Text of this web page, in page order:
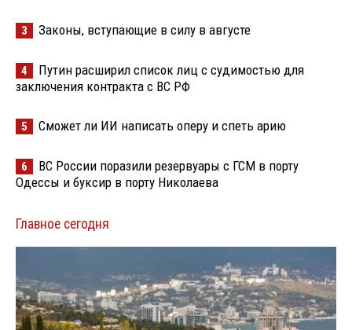
3 Законы, вступающие в силу в августе
4
Путин расширил список лиц с судимостью для
заключения контракта с ВС РФ
5 Сможет ли ИИ написать оперу и спеть арию
6
ВС России поразили резервуары с ГСМ в порту
Одессы и буксир в порту Николаева
Главное сегодня